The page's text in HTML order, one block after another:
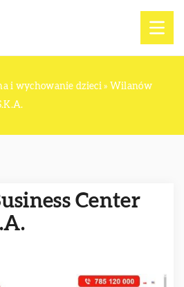
i wychowanie dzieci» Wilanów
Center